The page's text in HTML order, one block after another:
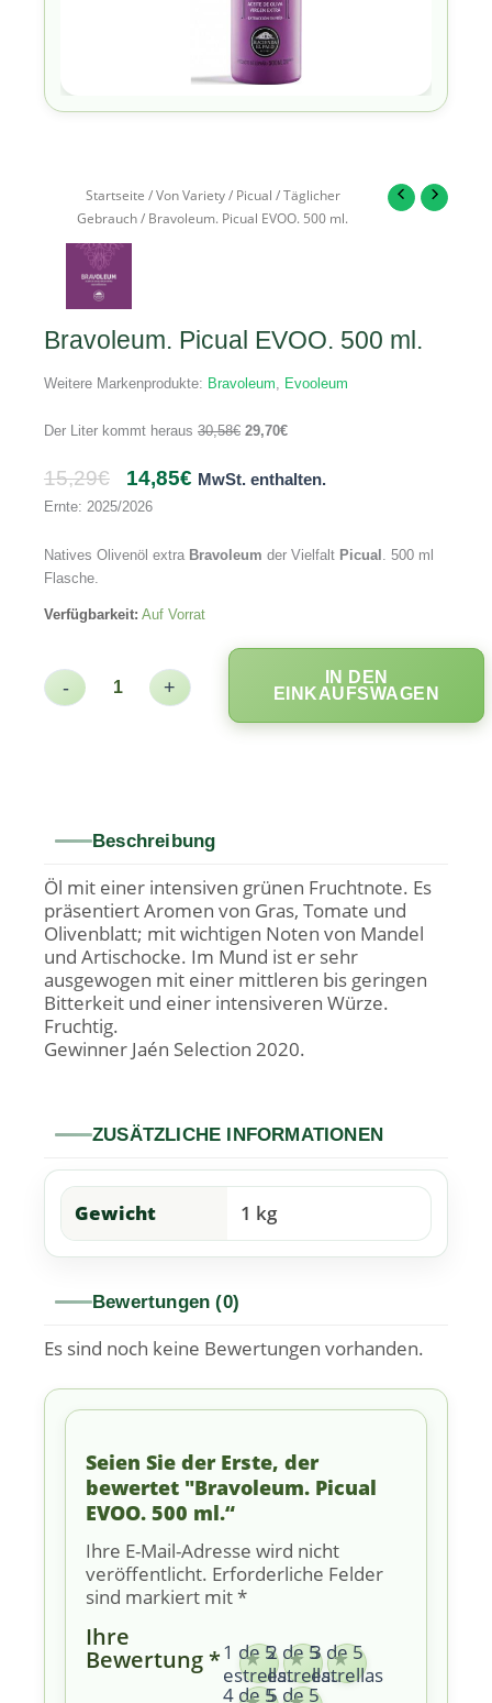
Startseite /Von Variety/ Picual /Täglicher
Gebrauch/ Bravoleum. Picual EVOO. 500 ml.
Bravoleum. Picual EVOO. 500 ml.
Weitere Markenprodukte: Bravoleum Evooleum
Der Liter kommt heraus 30,58€ 29,70€
15,29€ 14,85€ MwSt. enthalten.
Ernte: 2025/2026
Natives Olivenöl extra Bravoleum der Vielfalt Picual . 500 ml
Flasche.
Verfügbarkeit: Auf Vorrat
- +
IN DEN
EINKAUFSWAGEN
Beschreibung
Öl mit einer intensiven grünen Fruchtnote. Es
präsentiert Aromen von Gras, Tomate und
Olivenblatt; mit wichtigen Noten von Mandel
und Artischocke. Im Mund ist er sehr
ausgewogen mit einer mittleren bis geringen
Bitterkeit und einer intensiveren Würze.
Fruchtig.
Gewinner Jaén Selection 2020.
ZUSÄTZLICHE INFORMATIONEN
Gewicht 1 kg
Bewertungen (0)
Es sind noch keine Bewertungen vorhanden.
Seien Sie der Erste, der
bewertet "Bravoleum. Picual
EVOO. 500 ml.“
Ihre E-Mail-Adresse wird nicht
veröffentlicht. Erforderliche Felder
sind markiert mit*
Ihre
Bewertung*1 de 5
estrellas
2 de 5
estrellas
3 de 5
estrellas
4 de 55 de 5